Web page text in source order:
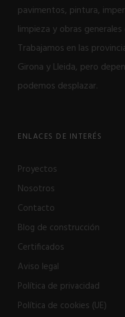
pavimentos, pintura,
limpieza y obras
Trabajamos en las
Girona y Lleida, pero
podemos desplazar.
ENLACES DE INTERÉS
Proyectos
Nosotros
Contacto
Blog de construcción
Certificados
Aviso legal
Política de privacidad
Política de cookies (UE)